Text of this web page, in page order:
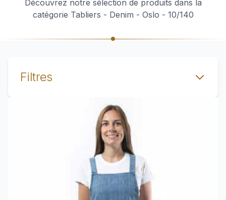
Découvrez notre sélection de produits dans la
catégorie Tabliers - Denim - Oslo - 10/140
Filtres
Voir le produit TABLIER DENIM OSLO